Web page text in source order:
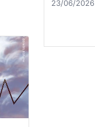
26/05/2026